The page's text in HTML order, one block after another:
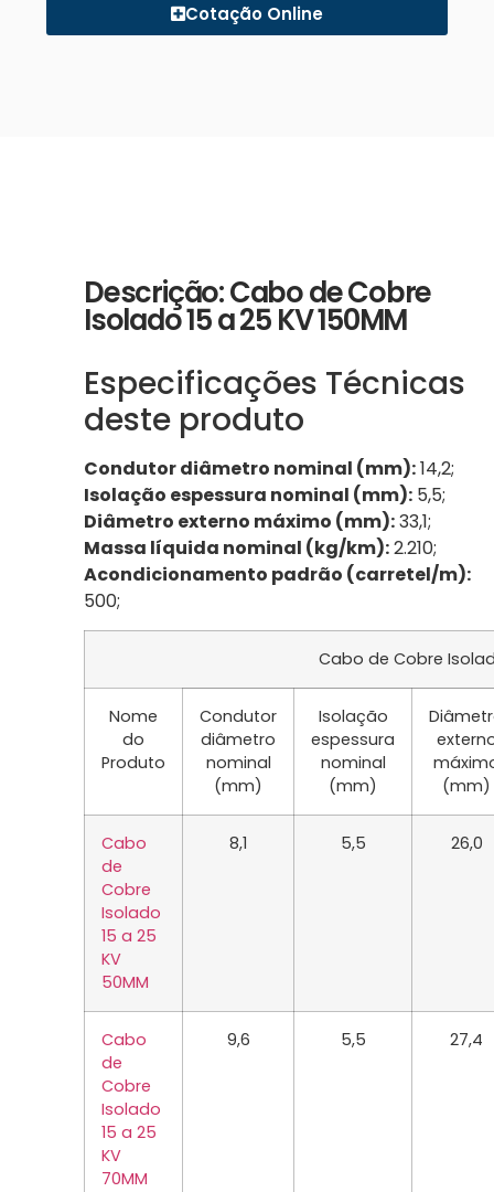
Cotação Online
Descrição: Cabo de Cobre
Isolado 15 a 25 KV 150MM
Especificações Técnicas
deste produto
Condutor diâmetro nominal (mm):14,2;
Isolação espessura nominal (mm): 5,5;
Diâmetro externo máximo (mm):33,1;
Massa líquida nominal (kg/km):2.210;
Acondicionamento padrão (carretel/m):
500;
Cabo de Cobre
Nome
do
Produto
Condutor
diâmetro
nominal
(mm)
Isolação
espessura
nominal
(mm)
(mm)
Cabo
de
Cobre
Isolado
15 a 25
KV
50MM
8,1 5,5 26,0
Cabo
de
Cobre
Isolado
15 a 25
KV
70MM
9,6 5,5 27,4